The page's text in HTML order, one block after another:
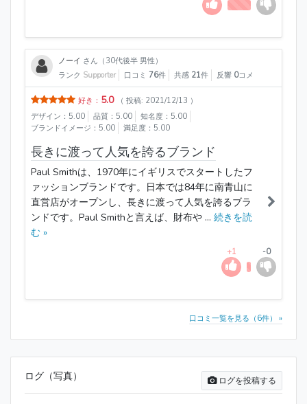
ノーイ さん（30代後半 男性）
ランク Supporter 口コミ 76件 共感 21件 反響 0コメ
好き： 5.0
（ 投稿: 2021/12/13 ）
デザイン：5.00
品質：5.00
知名度：5.00
ブランドイメージ：5.00
満足度：5.00
長きに渡って人気を誇るブランド
Paul Smithは、1970年にイギリスでスタートしたフ
ァッションブランドです。日本では84年に南青山に
直営店がオープンし、長きに渡って人気を誇るブラ
ンドです。Paul Smithと言えば、財布や ... 続きを読
む »
+1 -0
口コミ一覧を見る（6件） »
ログを投稿する
ログ（写真）